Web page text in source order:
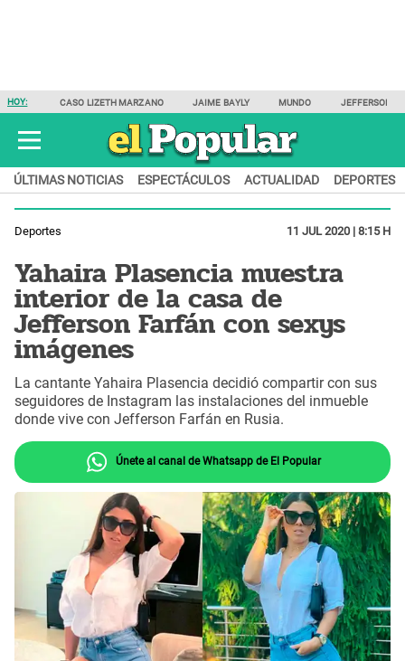
HOY: CASO LIZETH MARZANO JAIME BAYLY MUNDO JEFFERSON
ÚLTIMAS NOTICIAS ESPECTÁCULOS ACTUALIDAD DEPORTES
Deportes 11 JUL 2020 | 8:15 H
Yahaira Plasencia muestra
interior de la casa de
Jefferson Farfán con sexys
imágenes
La cantante Yahaira Plasencia decidió compartir con sus
seguidores de Instagram las instalaciones del inmueble
donde vive con Jefferson Farfán en Rusia.
Únete al canal de Whatsapp de El Popular